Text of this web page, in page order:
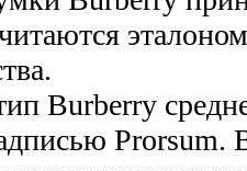
Burberry
Prorsum.